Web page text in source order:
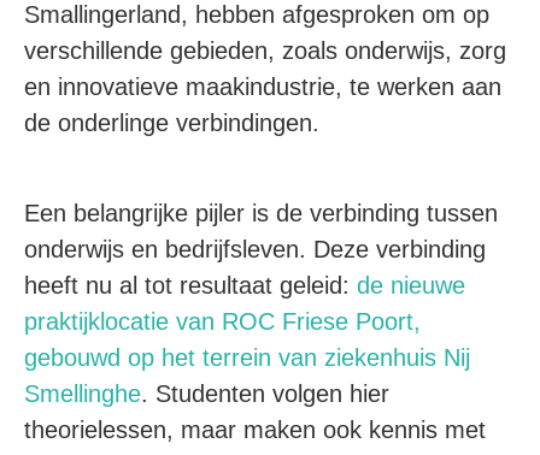
Smallingerland, hebben afgesproken om op
verschillende gebieden, zoals onderwijs, zorg
en innovatieve maakindustrie, te werken aan
de onderlinge verbindingen.
Een belangrijke pijler is de verbinding tussen
onderwijs en bedrijfsleven. Deze verbinding
heeft nu al tot resultaat geleid: de nieuwe
praktijklocatie van ROC Friese Poort,
gebouwd op het terrein van ziekenhuis Nij
Smellinghe. Studenten volgen hier
theorielessen, maar maken ook kennis met